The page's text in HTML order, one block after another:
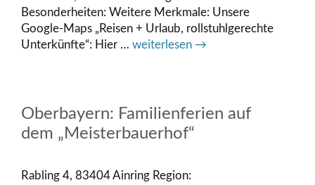
Besonderheiten: Weitere Merkmale: Unsere
Google-Maps „Reisen + Urlaub, rollstuhlgerechte
Unterkünfte“: Hier … weiterlesen →
Oberbayern: Familienferien auf
dem „Meisterbauerhof“
Rabling 4, 83404 Ainring Region: